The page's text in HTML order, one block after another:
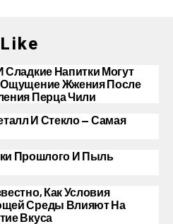
Сладкие Напитки Могут
Ощущение Жжения После
Перца Чили
И Стекло — Самая
Прошлого И Пыль
Как Условия
Среды Влияют На
Вкуса